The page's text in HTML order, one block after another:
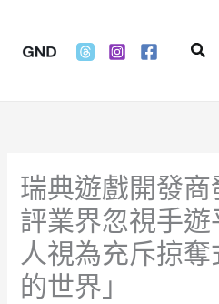
content
瑞典遊戲開發
評業界忽視手
人視為充斥掠
的世界」